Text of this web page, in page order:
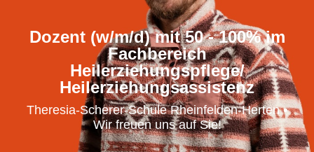
Dozent (w/m/d) mit 50 - 100% im
Fachbereich
Heilerziehungspflege/
Heilerziehungsassistenz
Theresia-Scherer-Schule Rheinfelden-Herten •
Wir freuen uns auf Sie!